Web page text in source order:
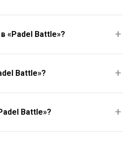
«Padel Battle»?
Battle»?
Battle»?